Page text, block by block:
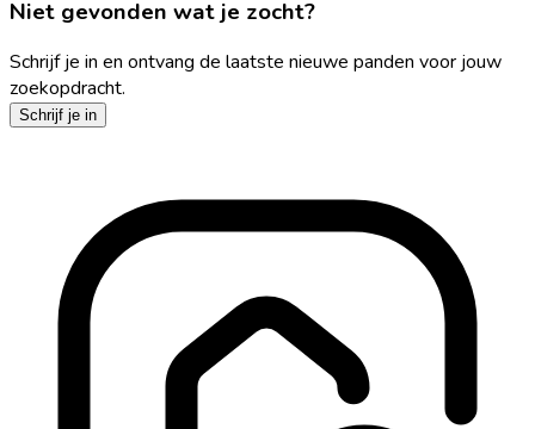
Niet gevonden wat je zocht?
Schrijf je in en ontvang de laatste nieuwe panden voor jouw
zoekopdracht.
Schrijf je in